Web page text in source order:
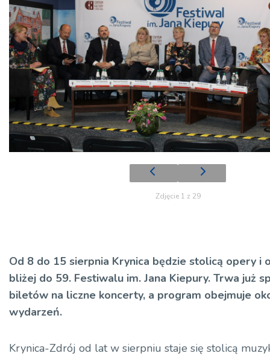
Zdjęcie 1 z 29
Od 8 do 15 sierpnia Krynica będzie stolicą opery i
bliżej do 59. Festiwalu im. Jana Kiepury. Trwa już
biletów na liczne koncerty, a program obejmuje
wydarzeń.
Krynica-Zdrój od lat w sierpniu staje się stolicą